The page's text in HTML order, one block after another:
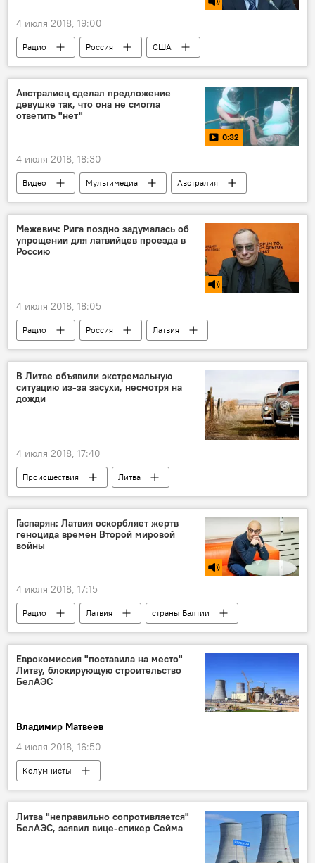
4 июля 2018, 19:00
Радио Россия
США
Европейский Союз
Австралиец сделал предложение
девушке так, что она не смогла
ответить "нет"
0:32
4 июля 2018, 18:30
Видео Мультимедиа Австралия
Межевич: Рига поздно задумалась об
упрощении для латвийцев проезда в
Россию
4 июля 2018, 18:05
Радио Россия
Латвия
Николай Межевич
В Литве объявили экстремальную
ситуацию из-за засухи, несмотря на
дожди
4 июля 2018, 17:40
Происшествия
Литва
Правительство Литвы
Гаспарян: Латвия оскорбляет жертв
геноцида времен Второй мировой
войны
4 июля 2018, 17:15
Радио Латвия
страны Балтии
Армен Гаспарян
Вторая мировая война
геноцид
Еврокомиссия "поставила на место"
Литву, блокирующую строительство
БелАЭС
Владимир Матвеев
4 июля 2018, 16:50
Колумнисты
Конфликт Литвы и Белоруссии из-за строительства АЭС
Гедиминас Киркилас
Еврокомиссия (ЕК)
Белорусская АЭС
Литва "неправильно сопротивляется"
БелАЭС, заявил вице-спикер Сейма